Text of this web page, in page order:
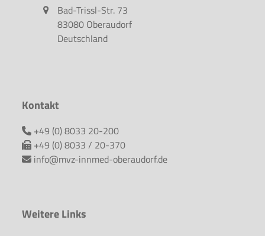
Bad-Trissl-Str. 73
83080 Oberaudorf
Deutschland
Kontakt
+49 (0) 8033 20-200
+49 (0) 8033 / 20-370
info@mvz-innmed-oberaudorf.de
Weitere Links